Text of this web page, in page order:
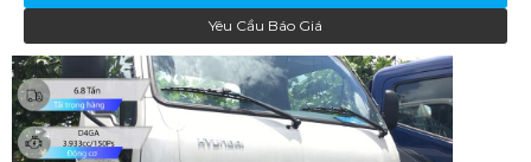
Yêu Cầu Báo Giá